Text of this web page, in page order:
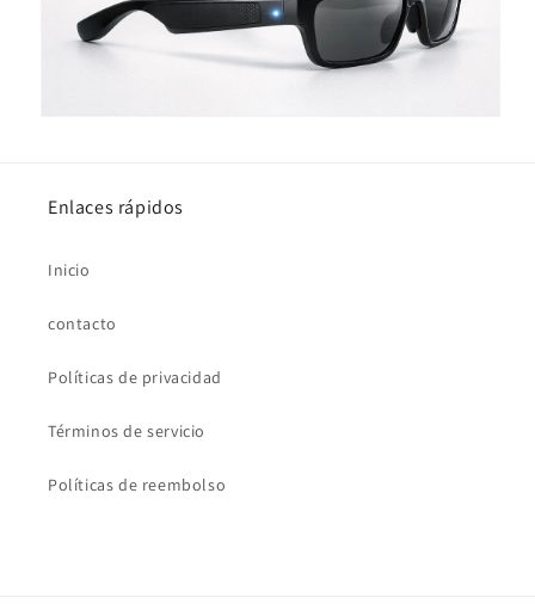
Enlaces rápidos
Inicio
contacto
Políticas de privacidad
Términos de servicio
Políticas de reembolso